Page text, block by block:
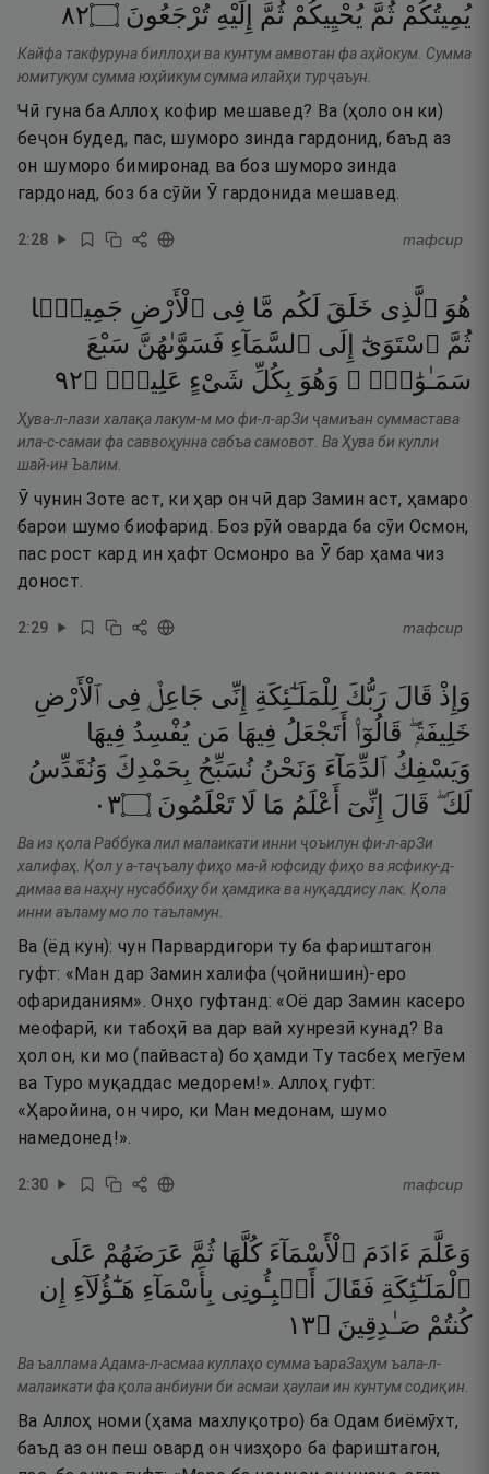
يُمِيتُكُمْ ثُمَّ يُحْيِيكُمْ ثُمَّ إِلَيْهِ تُرْجَعُونَ ۝٢٨
Кайфа такфуруна биллоҳи ва кунтум амвотан фа аҳйокум. Сумма
юмитукум сумма юҳйикум сумма илайҳи турҷаъун.
Чӣ гуна ба Аллоҳ кофир мешавед? Ва (ҳоло он ки)
беҷон будед, пас, шуморо зинда гардонид, баъд аз
он шуморо бимиронад ва боз шуморо зинда
гардонад, боз ба сӯйи Ӯ гардонида мешавед.
2:28 тафсир
هُوَ ٱلَّذِى خَلَقَ لَكُم مَّا فِى ٱلْأَرْضِ جَمِيعًۭا
ثُمَّ ٱسْتَوَىٰٓ إِلَى ٱلسَّمَآءِ فَسَوَّىٰهُنَّ سَبْعَ
سَمَـٰوَٰتٍۢ ۚ وَهُوَ بِكُلِّ شَىْءٍ عَلِيمٌۭ ۝٢٩
Ҳува-л-лази халақа лакум-м мо фи-л-арЗи ҷамиъан суммастава
ила-с-самаи фа саввоҳунна сабъа самовот. Ва Ҳува би кулли
шай-ин Ъалим.
Ӯ чунин Зоте аст, ки ҳар он чӣ дар Замин аст, ҳамаро
барои шумо биофарид. Боз рӯй оварда ба сӯи Осмон,
пас рост кард ин ҳафт Осмонро ва Ӯ бар ҳама чиз
доност.
2:29 тафсир
وَإِذْ قَالَ رَبُّكَ لِلْمَلَـٰٓئِكَةِ إِنِّى جَاعِلٌۭ فِى ٱلْأَرْضِ
خَلِيفَةًۭ ۖ قَالُوٓا۟ أَتَجْعَلُ فِيهَا مَن يُفْسِدُ فِيهَا
وَيَسْفِكُ ٱلدِّمَآءَ وَنَحْنُ نُسَبِّحُ بِحَمْدِكَ وَنُقَدِّسُ
لَكَ ۖ قَالَ إِنِّىٓ أَعْلَمُ مَا لَا تَعْلَمُونَ ۝٣٠
Ва из қола Раббука лил малаикати инни ҷоъилун фи-л-арЗи
халифаҳ. Қол у а-таҷъалу фиҳо ма-й юфсиду фиҳо ва ясфику-д-
димаа ва наҳну нусаббиҳу би ҳамдика ва нуқаддису лак. Қола
инни аъламу мо ло таъламун.
Ва (ёд кун): чун Парвардигори ту ба фариштагон
гуфт: «Ман дар Замин халифа (ҷойнишин)-еро
офариданиям». Онҳо гуфтанд: «Оё дар Замин касеро
меофарӣ, ки табоҳӣ ва дар вай хунрезӣ кунад? Ва
ҳол он, ки мо (пайваста) бо ҳамди Ту тасбеҳ мегӯем
ва Туро муқаддас медорем!». Аллоҳ гуфт:
«Ҳаройина, он чиро, ки Ман медонам, шумо
намедонед!».
2:30 тафсир
وَعَلَّمَ ءَادَمَ ٱلْأَسْمَآءَ كُلَّهَا ثُمَّ عَرَضَهُمْ عَلَى
ٱلْمَلَـٰٓئِكَةِ فَقَالَ أَنۢبِـُٔونِى بِأَسْمَآءِ هَـٰٓؤُلَآءِ
إِن
كُنتُمْ صَـٰدِقِينَ ۝٣١
Ва ъаллама Адама-л-асмаа куллаҳо сумма ъараЗаҳум ъала-л-
малаикати фа қола анбиуни би асмаи ҳаулаи ин кунтум содиқин.
Ва Аллоҳ номи (ҳама махлуқотро) ба Одам биёмӯхт,
баъд аз он пеш овард он чизҳоро ба фариштагон,